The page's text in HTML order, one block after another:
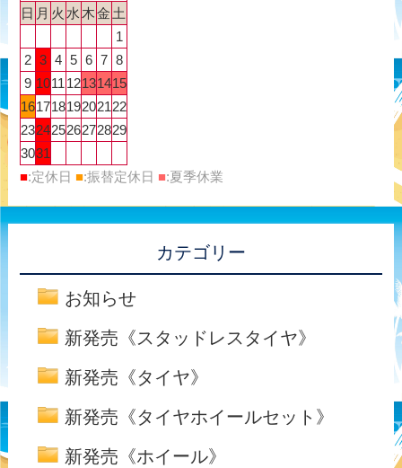
日 月 火 水 木金 土
1
2 3 4 5 6 7 8
9 1011 12131415
16171819202122
23242526272829
3031
■:定休日 ■:振替定休日 ■:夏季休業
カテゴリー
お知らせ
新発売《スタッドレスタイヤ》
新発売《タイヤ》
新発売《タイヤホイールセット》
新発売《ホイール》